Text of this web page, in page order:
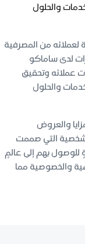
والحلول
لعملائه من المصرفية
لدى ساماكو
عملائه وتحقيق
والحلول
والعروض
التي صممت
بهم إلى عالمٍ
والخصوصية مما